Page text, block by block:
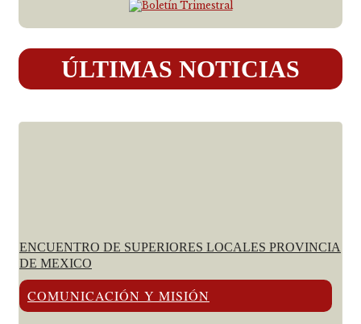
ÚLTIMAS NOTICIAS
ENCUENTRO DE SUPERIORES LOCALES PROVINCIA
DE MEXICO
COMUNICACIÓN Y MISIÓN